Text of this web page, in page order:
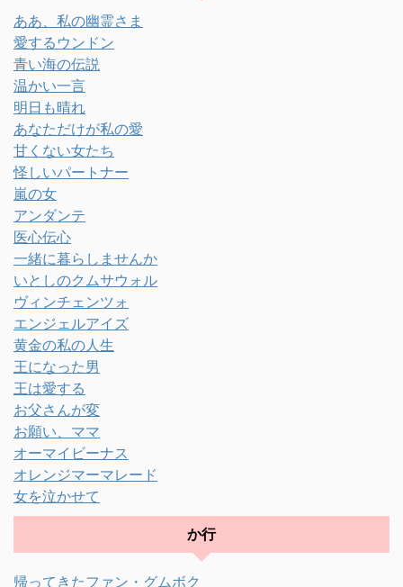
ああ、私の幽霊さま
愛するウンドン
青い海の伝説
温かい一言
明日も晴れ
あなただけが私の愛
甘くない女たち
怪しいパートナー
嵐の女
アンダンテ
医心伝心
一緒に暮らしませんか
いとしのクムサウォル
ヴィンチェンツォ
エンジェルアイズ
黄金の私の人生
王になった男
王は愛する
お父さんが変
お願い、ママ
オーマイビーナス
オレンジマーマレード
女を泣かせて
か行
帰ってきたファン・グムボク